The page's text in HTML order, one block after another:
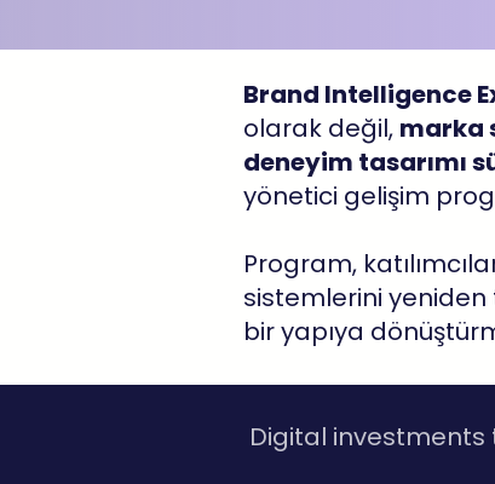
Brand Intelligence
olarak değil, marka
deneyim tasarımı
yönetici gelişim
Program,
sistemlerini yeniden
bir yapıya
Digital